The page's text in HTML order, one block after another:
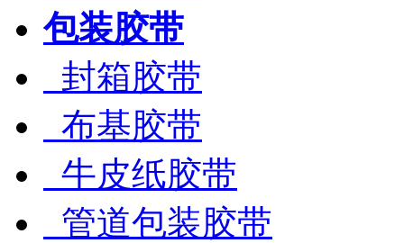
包装胶带
封箱胶带
布基胶带
牛皮纸胶带
管道包装胶带